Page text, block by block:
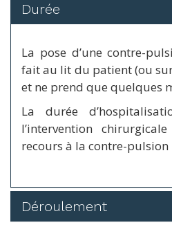
Durée
La pose d’une contre-
fait au lit du patient (ou
et ne prend que quelques
La durée
l’intervention
recours à la contre-
Déroulement